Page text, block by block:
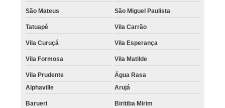
São Mateus São Miguel Paulista
Tatuapé Vila Carrão
Vila Curuçá Vila Esperança
Vila Formosa Vila Matilde
Vila Prudente
Água Rasa
Alphaville
Arujá
Barueri Biritiba Mirim